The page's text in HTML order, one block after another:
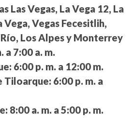
Las Vegas, La Vega 12, La
Vega, Vegas Fecesitlih,
Los Alpes y Monterrey
a 7:00 a. m.
6:00 p. m. a 12:00 m.
Tiloarque: 6:00 p. m. a
8:00 a. m. a 5:00 p. m.